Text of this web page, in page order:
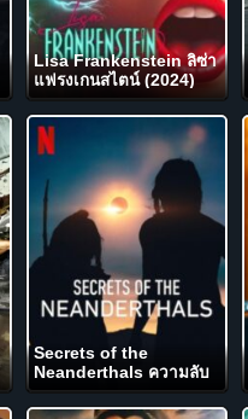
Lisa Frankenstein ลิซ่า
แฟรงเกนสไตน์ (2024)
Secrets of the
Neanderthals ความลับ
ของนีแอนเดอร์ทาล (2024)